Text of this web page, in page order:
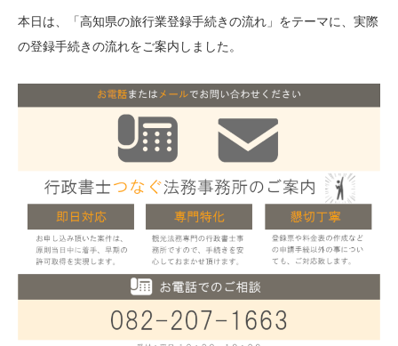
本日は、「高知県の旅行業登録手続きの流れ」をテーマに、実際
の登録手続きの流れをご案内しました。